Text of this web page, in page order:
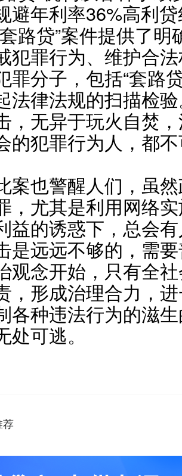
避年利率36%高利
路贷”案件提供了
犯罪行为、维护合
罪分子，包括“套路
法律法规的扫描检
，无异于玩火自焚
的犯罪行为人，都
也警醒人们，虽然
，尤其是利用网络
益的诱惑下，总会
是远远不够的，需
观念开始，只有全
，形成治理合力，
各种违法行为的滋
处可逃。
荐